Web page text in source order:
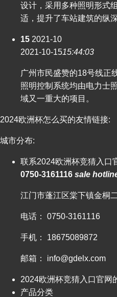
设计，采用多种照明形式
适，提升了车站建筑的纵
15 2021-10
2021-10-1515:44:03
广州市民盛赞的18号线正
照明控制系统均由电力士
域又一重大的项目。
2024欧洲杯怎么买的友情链接:
城市分布:
联系2024欧洲杯竞猜入口
0750-3161116 sale
江门市蓬江区棠下镇金桐
电话： 0750-3161116
手机： 18675089872
邮箱： info@gdelx.com
2024欧洲杯竞猜入口官网
产品分类